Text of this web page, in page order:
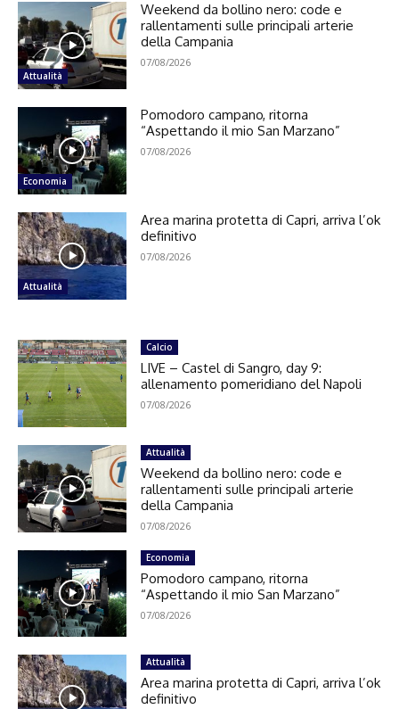
Attualità
Weekend da bollino nero: code e
rallentamenti sulle principali arterie
della Campania
07/08/2026
Economia
Pomodoro campano, ritorna
“Aspettando il mio San Marzano”
07/08/2026
Attualità
Area marina protetta di Capri, arriva l’ok
definitivo
07/08/2026
Calcio
LIVE – Castel di Sangro, day 9:
allenamento pomeridiano del Napoli
07/08/2026
Attualità
Weekend da bollino nero: code e
rallentamenti sulle principali arterie
della Campania
07/08/2026
Economia
Pomodoro campano, ritorna
“Aspettando il mio San Marzano”
07/08/2026
Attualità
Area marina protetta di Capri, arriva l’ok
definitivo